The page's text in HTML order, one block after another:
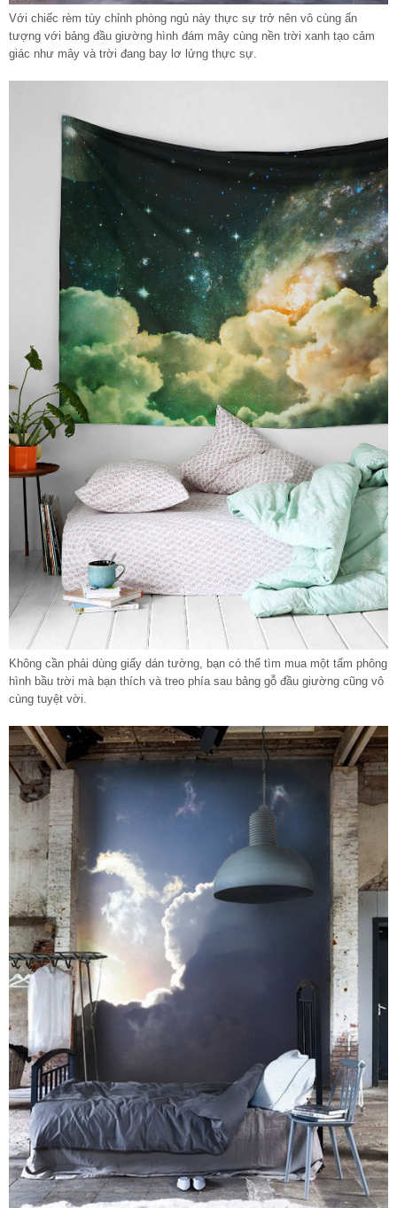
Với chiếc rèm tùy chỉnh phòng ngủ này thực sự trở nên vô cùng ấn
tượng với bảng đầu giường hình đám mây cùng nền trời xanh tạo cảm
giác như mây và trời đang bay lơ lửng thực sự.
Không cần phải dùng giấy dán tường, bạn có thể tìm mua một tấm phông
hình bầu trời mà bạn thích và treo phía sau bảng gỗ đầu giường cũng vô
cùng tuyệt vời.